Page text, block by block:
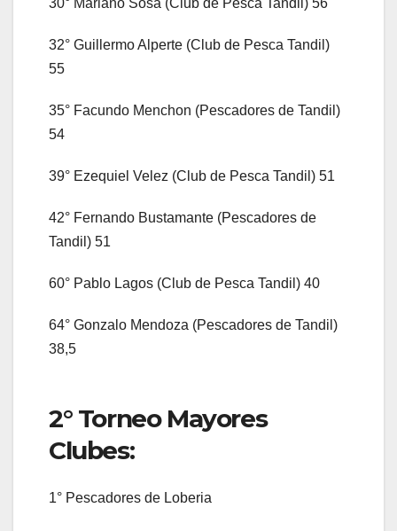
30° Mariano Sosa (Club de Pesca Tandil) 56
32° Guillermo Alperte (Club de Pesca Tandil)
55
35° Facundo Menchon (Pescadores de Tandil)
54
39° Ezequiel Velez (Club de Pesca Tandil) 51
42° Fernando Bustamante (Pescadores de
Tandil) 51
60° Pablo Lagos (Club de Pesca Tandil) 40
64° Gonzalo Mendoza (Pescadores de Tandil)
38,5
2° Torneo Mayores
Clubes:
1° Pescadores de Loberia